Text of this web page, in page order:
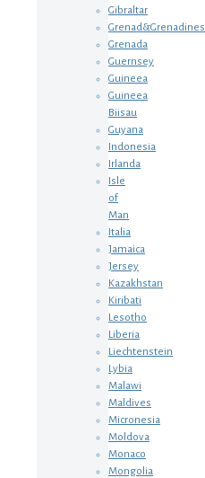
Gibraltar
Grenad&Grenadines
Grenada
Guernsey
Guineea
Guineea
Biisau
Guyana
Indonesia
Irlanda
Isle
of
Man
Italia
Jamaica
Jersey
Kazakhstan
Kiribati
Lesotho
Liberia
Liechtenstein
Lybia
Malawi
Maldives
Micronesia
Moldova
Monaco
Mongolia